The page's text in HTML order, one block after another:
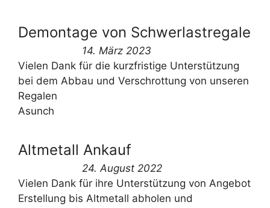
Demontage von Schwerlastregale
14. März 2023
Vielen Dank für die kurzfristige Unterstützung
bei dem Abbau und Verschrottung von unseren
Regalen
Asunch
Altmetall Ankauf
24. August 2022
Vielen Dank für ihre Unterstützung von Angebot
Erstellung bis Altmetall abholen und